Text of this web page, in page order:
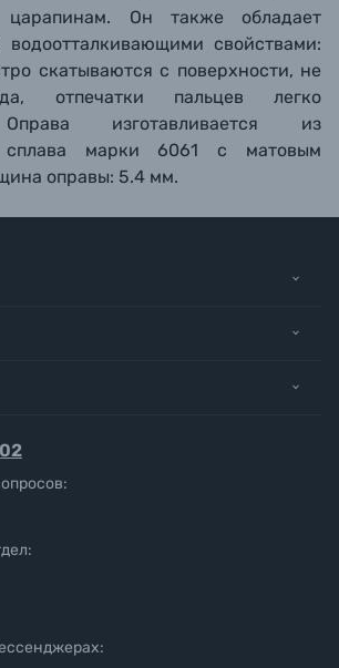
Он также обладает
свойствами:
скатываются с поверхности, не
отпечатки пальцев легко
изготавливается из
сплава марки 6061 с матовым
оправы: 5.4 мм.